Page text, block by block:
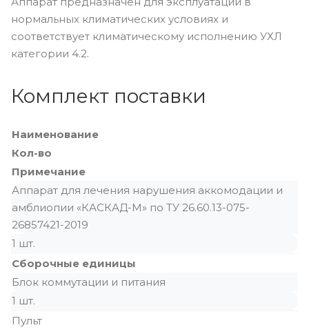
нормальных климатических условиях и
соответствует климатическому исполнению УХЛ
категории 4.2.
Комплект поставки
Наименование
Кол-во
Примечание
Аппарат для лечения нарушения аккомодации и
амблиопии «КАСКАД-М» по ТУ 26.60.13-075-
26857421-2019
1 шт.
Сборочные единицы
Блок коммутации и питания
1 шт.
Пульт